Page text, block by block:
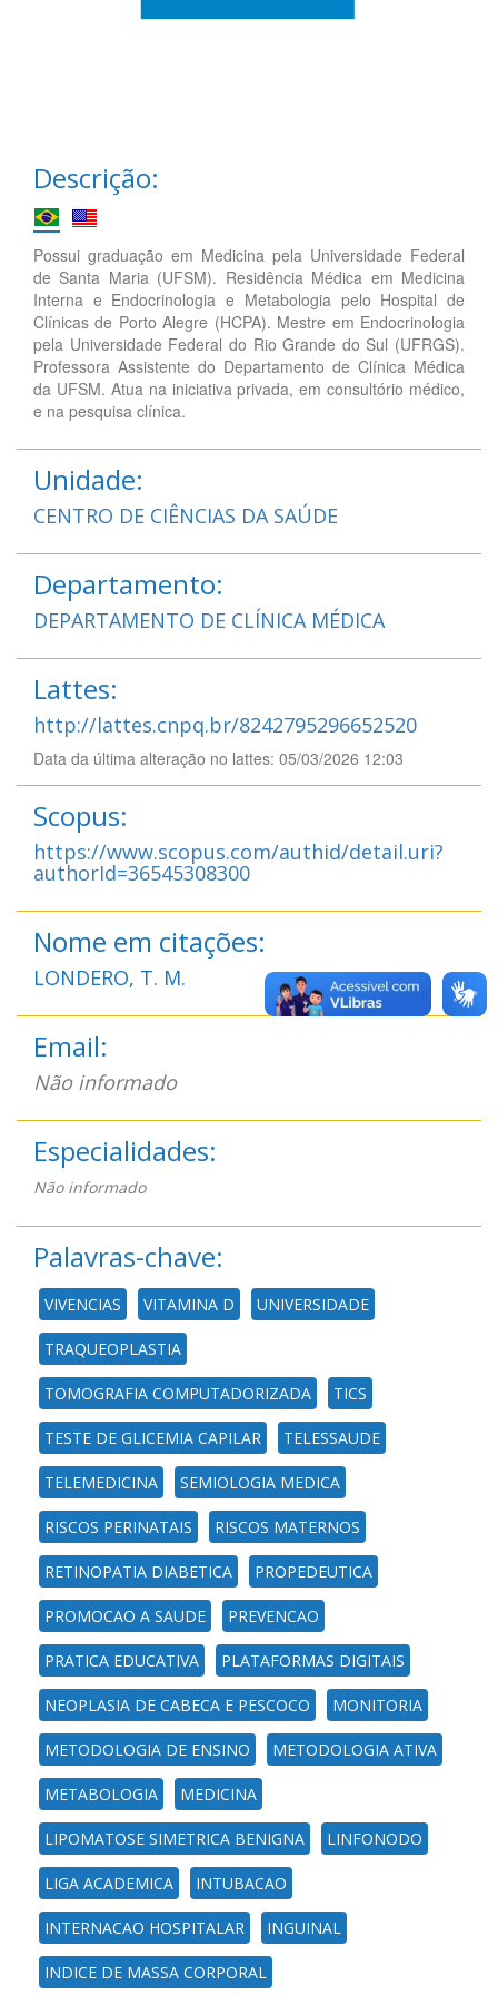
Descrição:
Possui graduação em Medicina pela Universidade Federal
de Santa Maria (UFSM). Residência Médica em Medicina
Interna e Endocrinologia e Metabologia pelo Hospital de
Clínicas de Porto Alegre (HCPA). Mestre em Endocrinologia
pela Universidade Federal do Rio Grande do Sul (UFRGS).
Professora Assistente do Departamento de Clínica Médica
da UFSM. Atua na iniciativa privada, em consultório médico,
e na pesquisa clínica.
Unidade:
CENTRO DE CIÊNCIAS DA SAÚDE
Departamento:
DEPARTAMENTO DE CLÍNICA MÉDICA
Lattes:
http://lattes.cnpq.br/8242795296652520
Data da última alteração no lattes: 05/03/2026 12:03
Scopus:
https://www.scopus.com/authid/detail.uri?
authorId=36545308300
Nome em citações:
LONDERO, T. M.
Email:
Não informado
Especialidades:
Não informado
Palavras-chave:
VIVENCIAS VITAMINA D UNIVERSIDADE
TRAQUEOPLASTIA
TOMOGRAFIA COMPUTADORIZADA TICS
TESTE DE GLICEMIA CAPILAR TELESSAUDE
TELEMEDICINA SEMIOLOGIA MEDICA
RISCOS PERINATAIS RISCOS MATERNOS
RETINOPATIA DIABETICA PROPEDEUTICA
PROMOCAO A SAUDE PREVENCAO
PRATICA EDUCATIVA PLATAFORMAS DIGITAIS
NEOPLASIA DE CABECA E PESCOCO MONITORIA
METODOLOGIA DE ENSINO METODOLOGIA ATIVA
METABOLOGIA MEDICINA
LIPOMATOSE SIMETRICA BENIGNA LINFONODO
LIGA ACADEMICA INTUBACAO
INTERNACAO HOSPITALAR INGUINAL
INDICE DE MASSA CORPORAL